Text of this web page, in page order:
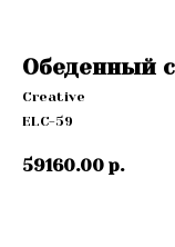
Обеденный
Creative
ELC-59
59160.00 р.